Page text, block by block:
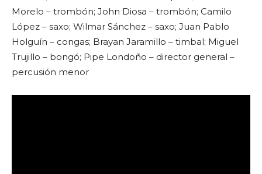
Morelo – trombón; John Diosa – trombón; Camilo
López – saxo; Wilmar Sánchez – saxo; Juan Pablo
Holguín – congas; Brayan Jaramillo – timbal; Miguel
Trujillo – bongó; Pipe Londoño – director general –
percusión menor